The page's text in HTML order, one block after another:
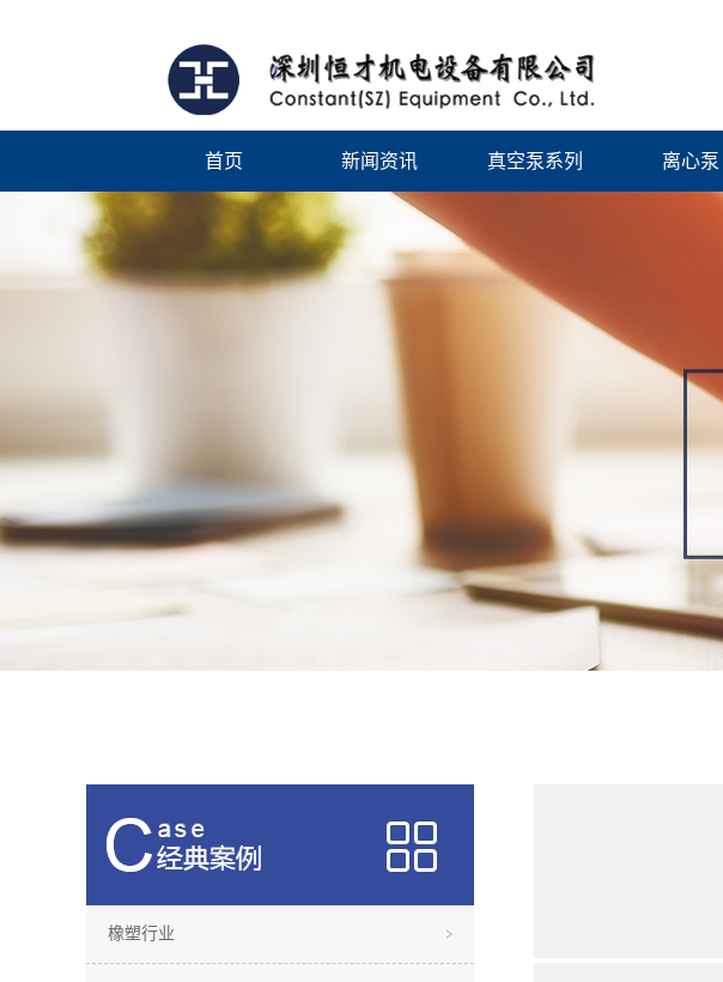
首页 新闻资讯 真空泵系列 离心泵
橡塑行业